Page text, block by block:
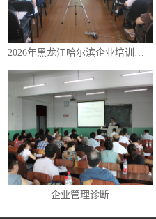
2026年黑龙江哈尔滨企业培训（内训）课程表
企业管理诊断